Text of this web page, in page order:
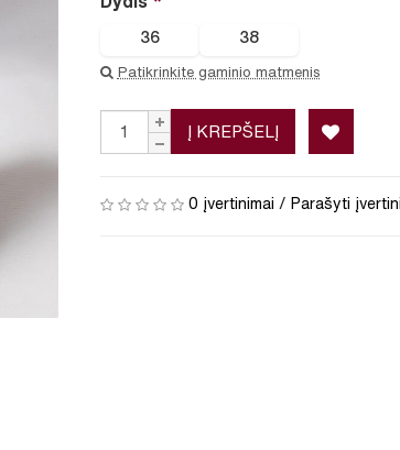
36 38
Patikrinkite gaminio matmenis
Į KREPŠELĮ
0 įvertinimai / Parašyti